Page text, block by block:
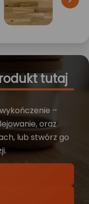
tutaj
–
oraz
lub stwórz go